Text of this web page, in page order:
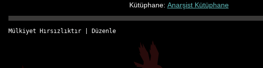
Kütüphane: Anarşist Kütüphane
Mülkiyet Hırsızlıktır Düzenle